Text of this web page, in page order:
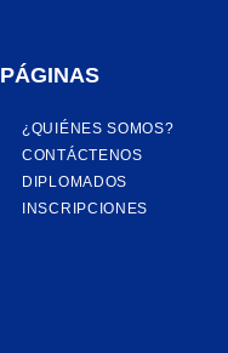
PÁGINAS
¿QUIÉNES SOMOS?
CONTÁCTENOS
DIPLOMADOS
INSCRIPCIONES